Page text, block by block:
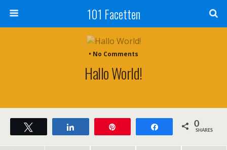
101 Facetten
• No Comments
Hallo World!
Share 0
SHARES